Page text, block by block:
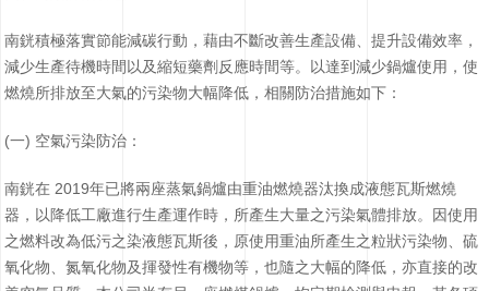
南銧積極落實節能減碳行動，藉由不斷改善生產設備、提升設備效率，
減少生產待機時間以及縮短藥劑反應時間等。以達到減少鍋爐使用，使
燃燒所排放至大氣的污染物大幅降低，相關防治措施如下：
(一) 空氣污染防治：
南銧在 2019年已將兩座蒸氣鍋爐由重油燃燒器汰換成液態瓦斯燃燒
器，以降低工廠進行生產運作時，所產生大量之污染氣體排放。因使用
之燃料改為低污之染液態瓦斯後，原使用重油所產生之粒狀污染物、硫
氧化物、氮氧化物及揮發性有機物等，也隨之大幅的降低，亦直接的改